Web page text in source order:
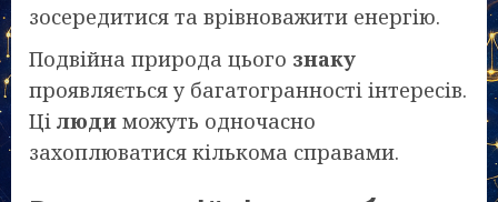
зосередитися та врівноважити енергію.
Подвійна природа цього знаку
проявляється у багатогранності інтересів.
Ці люди можуть одночасно
захоплюватися кількома справами.